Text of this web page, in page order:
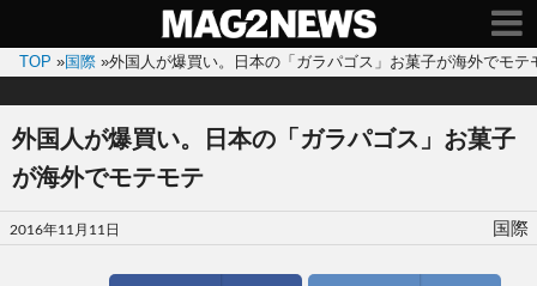
TOP »国際 »外国人が爆買い。日本の「ガラパゴス」お菓子が海外でモテ
外国人が爆買い。日本の「ガラパゴス」お菓子
が海外でモテモテ
投
稿
2016年11月11日 国際